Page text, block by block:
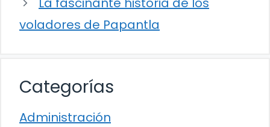
voladores de Papantla
Categorías
Administración